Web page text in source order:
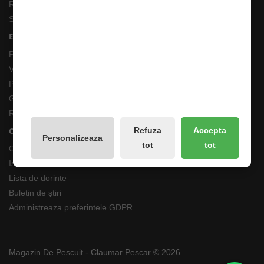
Personalizeaza
Refuza
tot
Accepta
tot
Returnări/Garantii Produse
Site Map
Extras
Producători
Vouchere cadou
Promotii
Galerie Foto
Reseteaza Notificarile
Contul meu
Contul meu
Istoricul comenzilor
Lista de dorințe
Buletin de știri
Administreaza preferintele GDPR
Magazin De Pescuit - Claumar Pescar © 2026